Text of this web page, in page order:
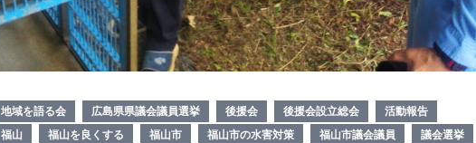
地域を語る会 広島県県議会議員選挙 後援会 後援会設立総会
活動報告
福山 福山を良くする 福山市 福山市の水害対策 福山市議会議員 議会選挙